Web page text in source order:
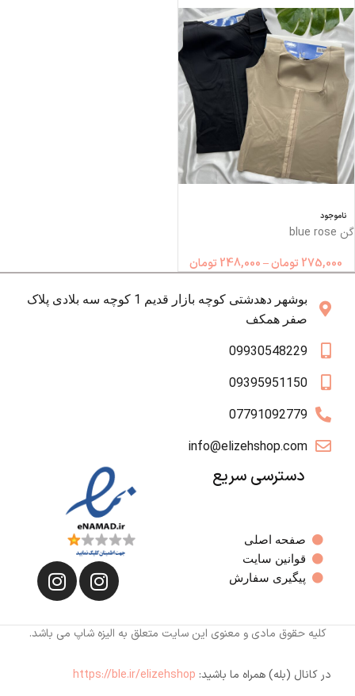
ناموجود
گن blue rose
275,000 تومان–
248,000 تومان
بوشهر دهدشتی کوچه بازار قدیم 1 کوچه سه بلادی پلاک
صفر همکف
09930548229
09395951150
07791092779
info@elizehshop.com
دسترسی سریع
صفحه اصلی
قوانین سایت
پیگیری سفارش
کلیه حقوق مادی و معنوی این سایت متعلق به الیزه شاپ می باشد.
در کانال (بله) همراه ما باشید: https://ble.ir/elizehshop